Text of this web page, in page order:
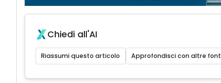
Chiedi all'AI
Riassumi questo articolo Approfondisci con altre